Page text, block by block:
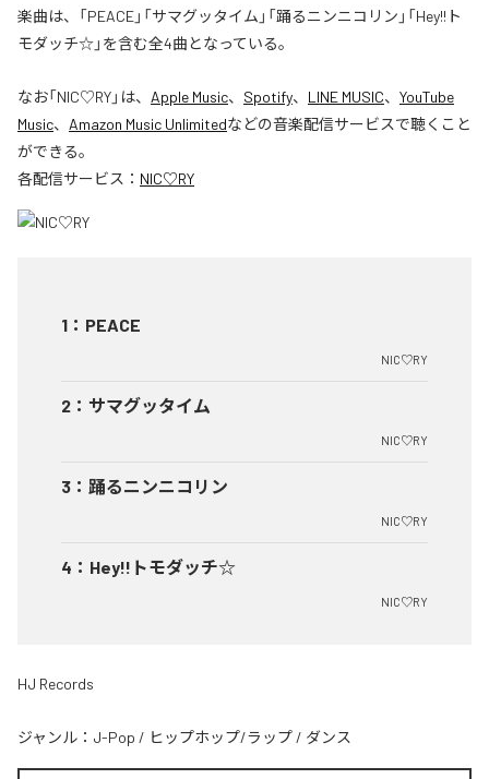
楽曲は、「PEACE」「サマグッタイム」「踊るニンニコリン」「Hey!!ト
モダッチ☆」を含む全4曲となっている。
なお「NIC♡RY」は、 Apple Music、 Spotify、 LINE MUSIC、 YouTube
Music、 Amazon Music Unlimitedなどの音楽配信サービスで聴くこと
ができる。
各配信サービス： NIC♡RY
1 ： PEACE
NIC♡RY
2 ： サマグッタイム
NIC♡RY
3 ： 踊るニンニコリン
NIC♡RY
4 ： Hey!!トモダッチ☆
NIC♡RY
HJ Records
ジャンル： J-Pop / ヒップホップ/ラップ / ダンス